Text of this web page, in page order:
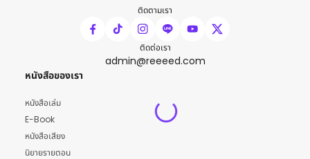
ติดตามเรา
ติดต่อเรา
admin@reeeed.com
หนังสือของเรา
หนังสือเล่ม
E-Book
หนังสือเสียง
นิยายรายตอน